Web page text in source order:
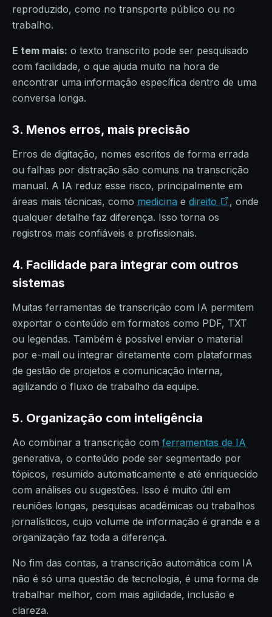
reproduzido, como no transporte público ou no
trabalho.
E tem mais: o texto transcrito pode ser pesquisado
com facilidade, o que ajuda muito na hora de
encontrar uma informação específica dentro de uma
conversa longa.
3. Menos erros, mais precisão
Erros de digitação, nomes escritos de forma errada
ou falhas por distração são comuns na transcrição
manual. A IA reduz esse risco, principalmente em
áreas mais técnicas, como medicina e direito
, onde
qualquer detalhe faz diferença. Isso torna os
registros mais confiáveis e profissionais.
4. Facilidade para integrar com outros
sistemas
Muitas ferramentas de transcrição com IA permitem
exportar o conteúdo em formatos como PDF, TXT
ou legendas. Também é possível enviar o material
por e-mail ou integrar diretamente com plataformas
de gestão de projetos e comunicação interna,
agilizando o fluxo de trabalho da equipe.
5. Organização com inteligência
Ao combinar a transcrição com ferramentas de IA
generativa, o conteúdo pode ser segmentado por
tópicos, resumido automaticamente e até enriquecido
com análises ou sugestões. Isso é muito útil em
reuniões longas, pesquisas acadêmicas ou trabalhos
jornalísticos, cujo volume de informação é grande e a
organização faz toda a diferença.
No fim das contas, a transcrição automática com IA
não é só uma questão de tecnologia, é uma forma de
trabalhar melhor, com mais agilidade, inclusão e
clareza.